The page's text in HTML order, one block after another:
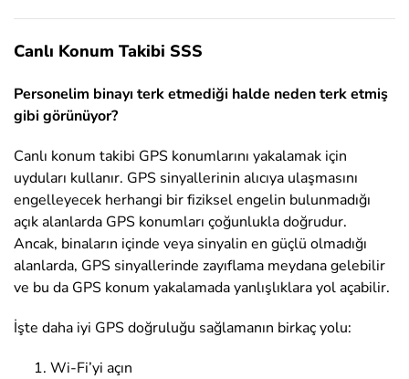
Canlı Konum Takibi SSS
Personelim binayı terk etmediği halde neden terk etmiş
gibi görünüyor?
Canlı konum takibi GPS konumlarını yakalamak için
uyduları kullanır. GPS sinyallerinin alıcıya ulaşmasını
engelleyecek herhangi bir fiziksel engelin bulunmadığı
açık alanlarda GPS konumları çoğunlukla doğrudur.
Ancak, binaların içinde veya sinyalin en güçlü olmadığı
alanlarda, GPS sinyallerinde zayıflama meydana gelebilir
ve bu da GPS konum yakalamada yanlışlıklara yol açabilir.
İşte daha iyi GPS doğruluğu sağlamanın birkaç yolu:
Wi-Fi’yi açın